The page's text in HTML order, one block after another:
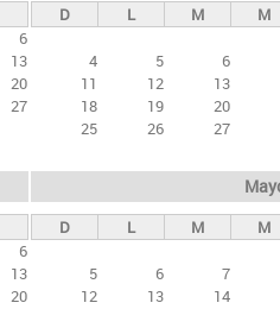
6
13
20
27
D L M M
4
5 6
11
12 13
18
19 20
25
26 27
6
13
20
D L M M
5
6 7
12
13 14